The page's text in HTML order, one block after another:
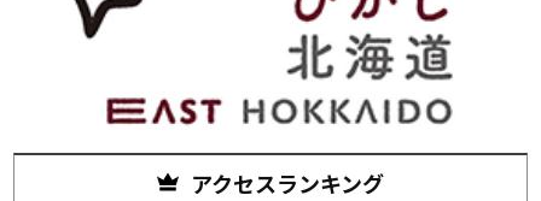
アクセスランキング